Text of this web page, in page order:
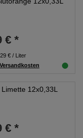
€ *
€ / Liter
Versandkosten
12x0,33L
€ *